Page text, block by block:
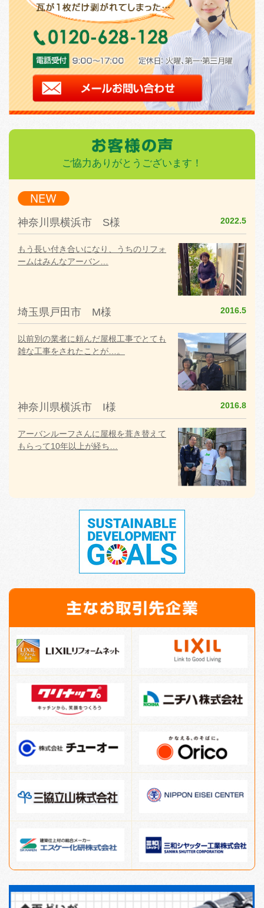
ご協力ありがとうございます！
神奈川県横浜市 S様 2022.5
もう長い付き合いになり、うちのリフォ
ームはみんなアーバン…
埼玉県戸田市 M様 2016.5
以前別の業者に頼んだ屋根工事でとても
雑な工事をされたことが…。
神奈川県横浜市 I様 2016.8
アーバンルーフさんに屋根を葺き替えて
もらって10年以上が経ち…